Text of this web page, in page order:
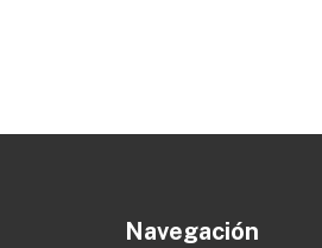
Navegación